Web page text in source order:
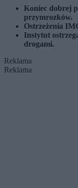
Koniec dobrej
przymrozków.
Ostrzeżenia
Instytut
drogami.
Reklama
Reklama